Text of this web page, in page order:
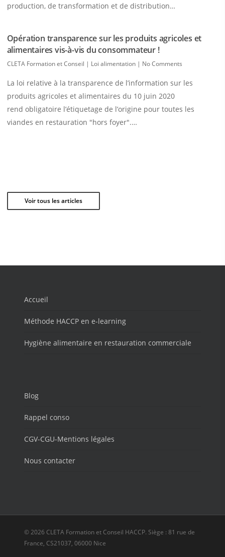
production, de transformation et de distribution…
Opération transparence sur les produits agricoles et
alimentaires vis-à-vis du consommateur !
CLETA Formation et Conseil | Loi alimentation | No Comments
La loi relative à la transparence de l’information sur les
produits agricoles et alimentaires du 10 juin 2020
rend obligatoire l’étiquetage de l’origine pour toutes les
viandes en restauration "hors foyer".…
Voir tous les articles
Accueil
Méthode HACCP en e-learning
Hygiène alimentaire en restauration commerciale
Blog
Rappel conso
CGV-CGU-Mentions légales
Nous contacter
© 2026 CLETA Formation et Conseil HACCP. Siège : 81 rue de
France, CS21037, 06000 Nice